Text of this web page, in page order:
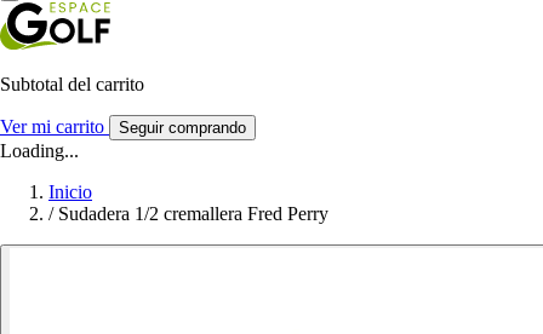
Subtotal del carrito
Ver mi carrito Seguir comprando
Loading...
Inicio
/ Sudadera 1/2 cremallera Fred Perry